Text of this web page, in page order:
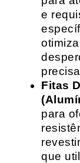
e
Fitas
para
que